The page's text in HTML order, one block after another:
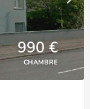
990 €
CHAMBRE